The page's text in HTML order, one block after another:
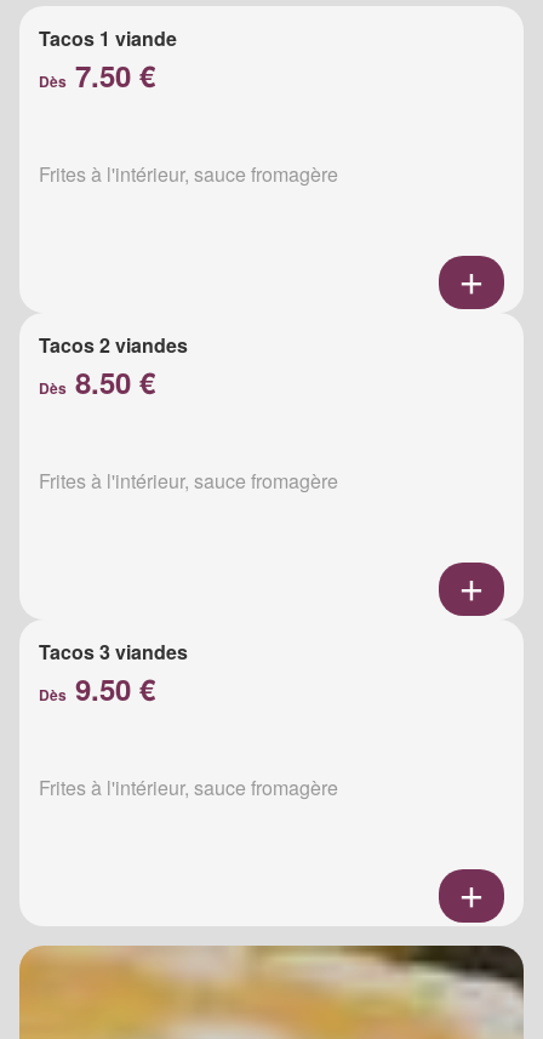
Tacos 1 viande
Dès 7.50 €
Frites à l'intérieur, sauce fromagère
Tacos 2 viandes
Dès 8.50 €
Frites à l'intérieur, sauce fromagère
Tacos 3 viandes
Dès 9.50 €
Frites à l'intérieur, sauce fromagère